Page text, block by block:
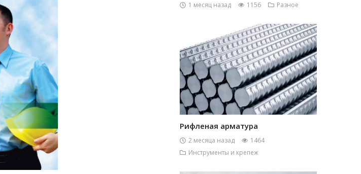
1 месяц назад 1156 Разное
Рифленая арматура
2 месяца назад
1464
Инструменты и крепеж